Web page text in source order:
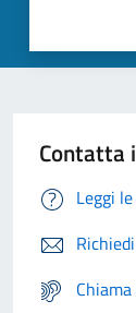
Contatta
Leggi